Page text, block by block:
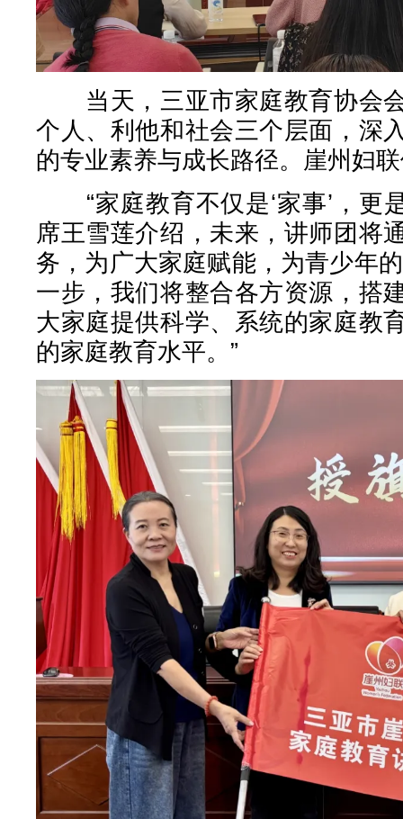
当天，三亚市家庭教育协会
个人、利他和社会三个层面，深
的专业素养与成长路径。崖州妇
“家庭教育不仅是‘家事’，更是
席王雪莲介绍，未来，讲师团将
务，为广大家庭赋能，为青少年
一步，我们将整合各方资源，搭
大家庭提供科学、系统的家庭教
的家庭教育水平。”